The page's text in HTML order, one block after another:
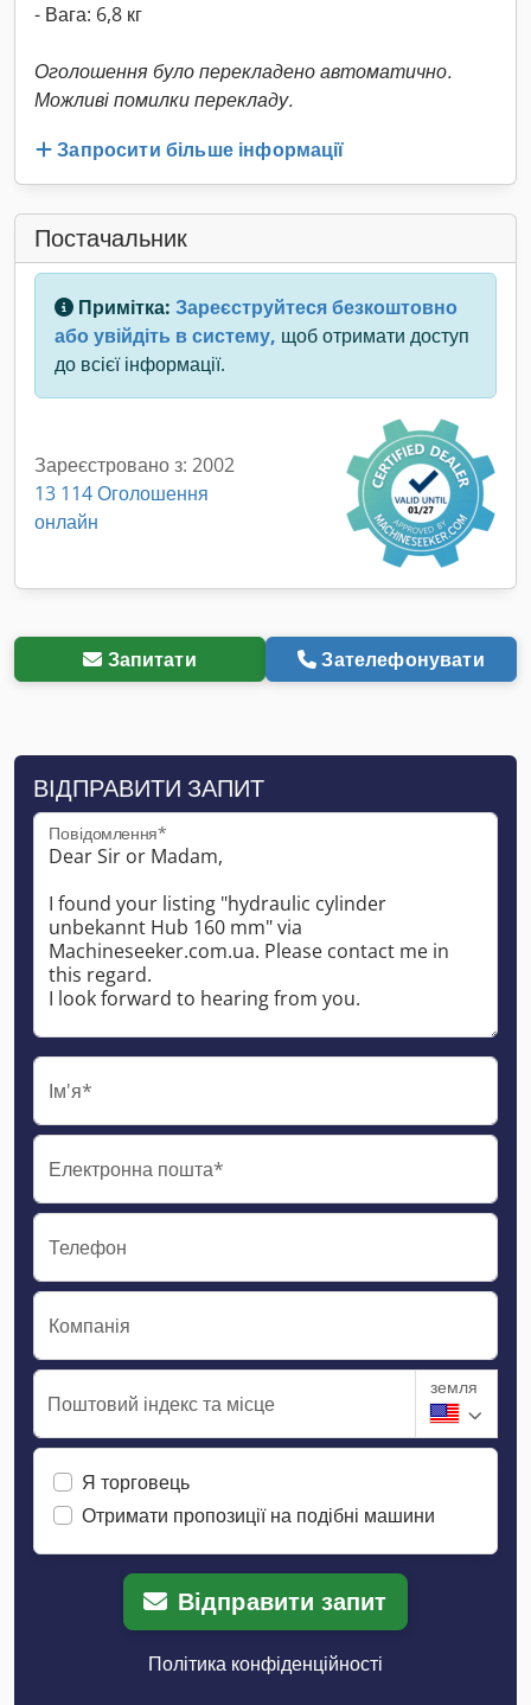
- Вага: 6,8 кг
Оголошення було перекладено автоматично.
Можливі помилки перекладу.
Запросити більше інформації
Постачальник
Примітка: Зареєструйтеся безкоштовно
або увійдіть в систему, щоб отримати доступ
до всієї інформації.
Зареєстровано з: 2002
13 114 Оголошення
онлайн
Запитати Зателефонувати
ВІДПРАВИТИ ЗАПИТ
Повідомлення*
Ім'я*
Електронна пошта*
Телефон
Компанія
Поштовий індекс та місце
земля
Я торговець
Отримати пропозиції на подібні машини
Відправити запит
Політика конфіденційності